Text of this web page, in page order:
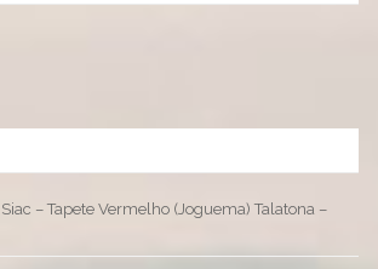
– Tapete Vermelho (Joguema) Talatona –